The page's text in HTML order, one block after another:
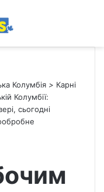
Колумбія > Карні
Колумбії:
сьогодні